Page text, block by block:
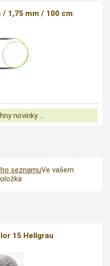
1,75 mm / 100 cm
novinky ...
seznamuVe vašem
15 Hellgrau